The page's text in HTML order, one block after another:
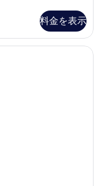
料金を表示